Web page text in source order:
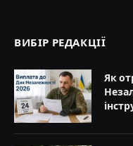
ВИБІР РЕДАКЦІЇ
Як